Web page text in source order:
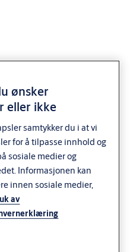
ønsker
eller ikke
samtykker du i at vi
for å tilpasse innhold og
sosiale medier og
Informasjonen kan
innen sosiale medier,
av